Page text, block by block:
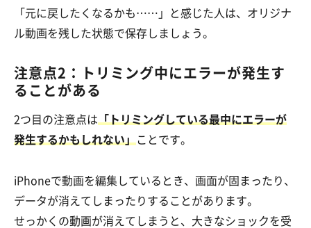
「元に戻したくなるかも……」と感じた人は、オリジナ
ル動画を残した状態で保存しましょう。
注意点2：トリミング中にエラーが発生す
ることがある
2つ目の注意点は 「トリミングしている最中にエラーが
発生するかもしれない」
ことです。
iPhoneで動画を編集しているとき、画面が固まったり、
データが消えてしまったりすることがあります。
せっかくの動画が消えてしまうと、大きなショックを受